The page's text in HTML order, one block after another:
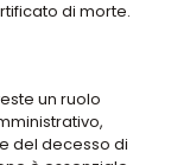
di morte.
un ruolo
del decesso di